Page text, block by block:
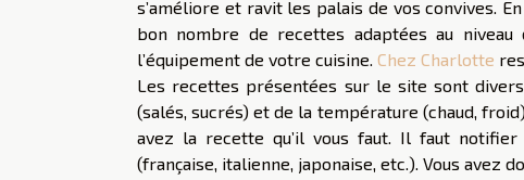
s’améliore et ravit les palais de vos convives.
bon nombre de recettes adaptées au
l’équipement de votre cuisine. Chez Charlotte
Les recettes présentées sur le site sont
(salés, sucrés) et de la température (chaud,
avez la recette qu’il vous faut. Il faut
(française, italienne, japonaise, etc.). Vous avez